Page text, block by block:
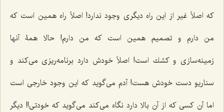
که اصلاً غیر از این راه دیگرى وجود ندارد! اصلاً راه همین است كه
من دارم و تصمیم همین است كه من دارم! حالا همۀ آنها
زمینه‌سازى و كشك است! اصلاً خودش دارد برنامه‌ریزى مى‌كند و
سناریو دست خودش هست! آدم می‌گوید که این وجود خارجی است
اما آن كسی كه از آن بالا دارد نگاه مى‌كند مى‌گوید که خودتى!! دیگر